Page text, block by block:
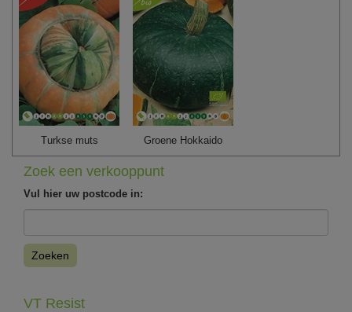
Turkse muts Groene Hokkaido
Zoek een verkooppunt
Vul hier uw postcode in:
Zoeken
VT Resist